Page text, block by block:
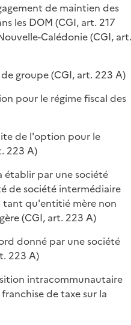
de maintien des
les DOM (CGI, art. 217
Calédonie (CGI, art.
groupe (CGI, art. 223 A)
pour le régime fiscal des
de l'option pour le
223 A)
établir par une société
de société intermédiaire
tant qu'entitié mère non
(CGI, art. 223 A)
donné par une société
223 A)
intracommunautaire
de taxe sur la